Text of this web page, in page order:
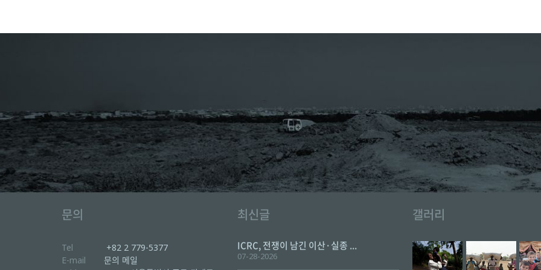
문의
Tel
+82 2 779-5377
E-mail
문의 메일
최신글
ICRC, 전쟁이 남긴 이산·실종 ...
07-28-2026
갤러리